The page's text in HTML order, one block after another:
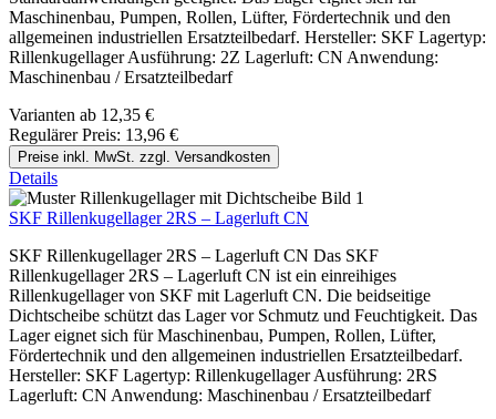
Maschinenbau, Pumpen, Rollen, Lüfter, Fördertechnik und den
allgemeinen industriellen Ersatzteilbedarf. Hersteller: SKF Lagertyp:
Rillenkugellager Ausführung: 2Z Lagerluft: CN Anwendung:
Maschinenbau / Ersatzteilbedarf
Varianten ab 12,35 €
Regulärer Preis: 13,96 €
Preise inkl. MwSt. zzgl. Versandkosten
Details
SKF Rillenkugellager 2RS – Lagerluft CN
SKF Rillenkugellager 2RS – Lagerluft CN Das SKF
Rillenkugellager 2RS – Lagerluft CN ist ein einreihiges
Rillenkugellager von SKF mit Lagerluft CN. Die beidseitige
Dichtscheibe schützt das Lager vor Schmutz und Feuchtigkeit. Das
Lager eignet sich für Maschinenbau, Pumpen, Rollen, Lüfter,
Fördertechnik und den allgemeinen industriellen Ersatzteilbedarf.
Hersteller: SKF Lagertyp: Rillenkugellager Ausführung: 2RS
Lagerluft: CN Anwendung: Maschinenbau / Ersatzteilbedarf